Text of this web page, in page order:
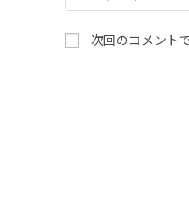
次回のコメント